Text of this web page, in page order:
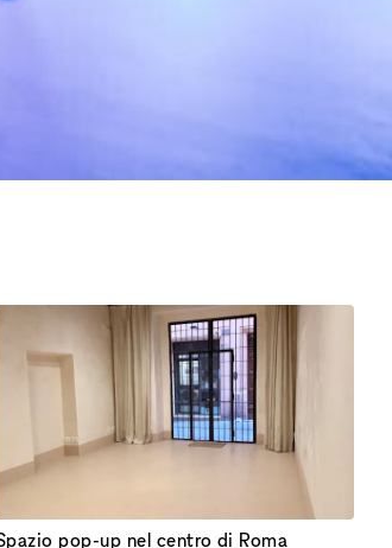
pop-up nel centro di Roma